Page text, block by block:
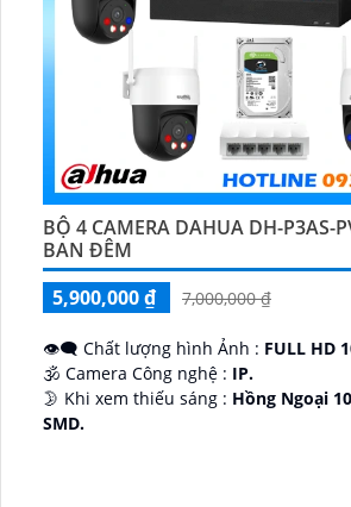
BỘ 4 CAMERA DAHUA DH-P3AS-
BAN ĐÊM
5,900,000 ₫
7,000,000 ₫
👁️‍🗨 Chất lượng hình Ảnh : FULL HD
🕉️ Camera Công nghệ : IP.
🌛 Khi xem thiếu sáng : Hồng Ngoại
SMD.